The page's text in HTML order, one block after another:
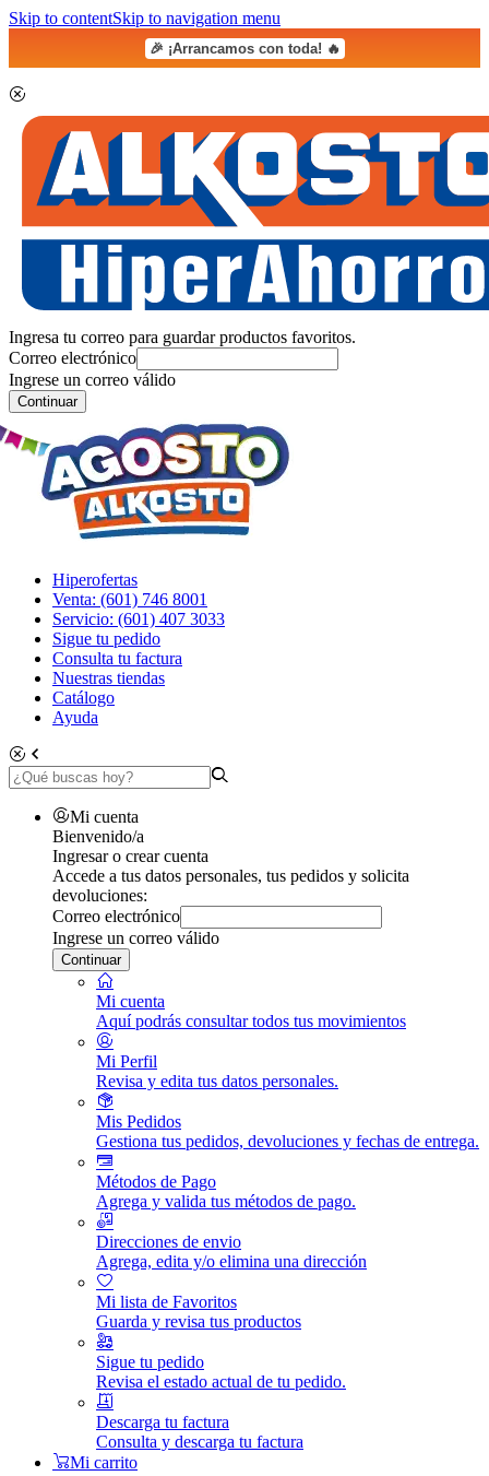
Skip to contentSkip to navigation menu
🎉 ¡Arrancamos con toda! 🔥
Ingresa tu correo para guardar productos favoritos.
Correo electrónico
Ingrese un correo válido
Continuar
Hiperofertas
Venta: (601) 746 8001
Servicio: (601) 407 3033
Sigue tu pedido
Consulta tu factura
Nuestras tiendas
Catálogo
Ayuda
Mi cuenta
Bienvenido/a
Ingresar o crear cuenta
Accede a tus datos personales, tus pedidos y solicita
devoluciones:
Correo electrónico
Ingrese un correo válido
Continuar
Mi cuenta
Aquí podrás consultar todos tus movimientos
Mi Perfil
Revisa y edita tus datos personales.
Mis Pedidos
Gestiona tus pedidos, devoluciones y fechas de entrega.
Métodos de Pago
Agrega y valida tus métodos de pago.
Direcciones de envio
Agrega, edita y/o elimina una dirección
Mi lista de Favoritos
Guarda y revisa tus productos
Sigue tu pedido
Revisa el estado actual de tu pedido.
Descarga tu factura
Consulta y descarga tu factura
Mi carrito